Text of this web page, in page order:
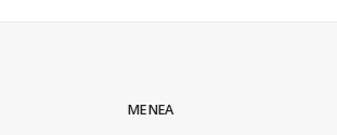
MENEA